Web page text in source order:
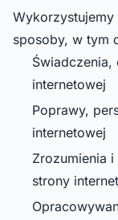
sposoby, w tym
Świadczenia,
internetowej
Poprawy,
internetowej
Zrozumienia
strony